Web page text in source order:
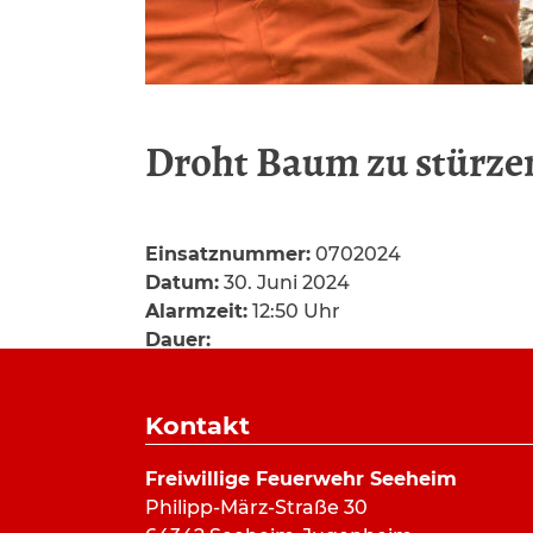
Droht Baum zu
Einsatznummer: 0702024
Datum: 30. Juni 2024
Alarmzeit: 12:50 Uhr
Dauer:
Einsatzort:
Fahrzeuge: ELW,DLK 23/12
Weitere Kräfte:stellv.
Kontakt
Freiwillige Feuerwehr Seeheim
Philipp-März-Straße 30